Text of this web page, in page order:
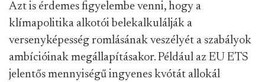
Azt is érdemes figyelembe venni, hogy a
klímapolitika alkotói belekalkulálják a
versenyképesség romlásának veszélyét a szabályok
ambícióinak megállapításakor. Például az EU ETS
jelentős mennyiségű ingyenes kvótát allokál